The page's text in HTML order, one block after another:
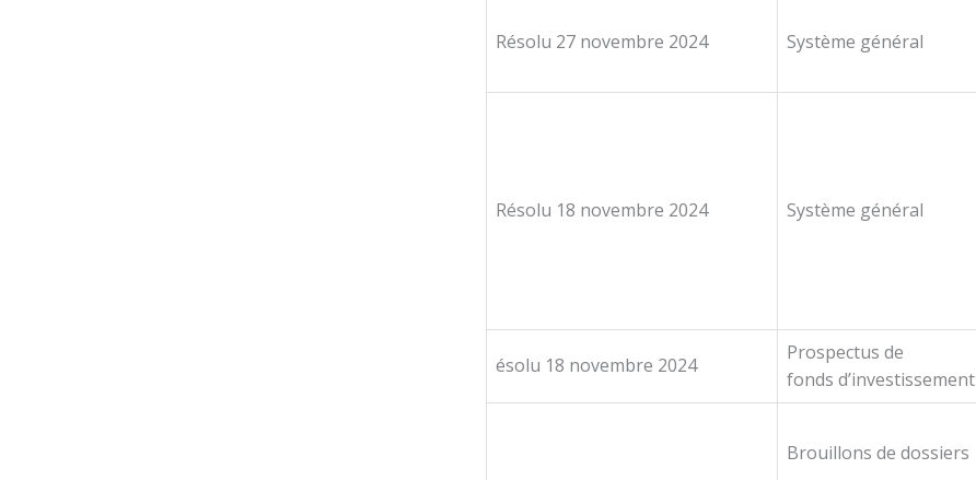
Résolu 27 novembre 2024 Système général
Résolu 18 novembre 2024 Système général
ésolu 18 novembre 2024
Prospectus de
fonds d’investissement
Brouillons de dossiers